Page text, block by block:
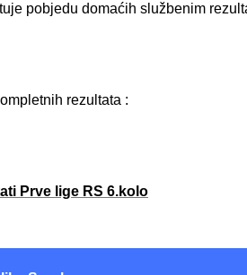
pobjedu domaćih službenim
rezultata :
Prve lige RS 6.kolo